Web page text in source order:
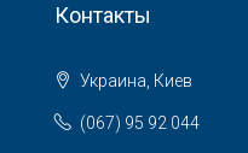
Контакты
Украина, Киев
(067) 95 92 044